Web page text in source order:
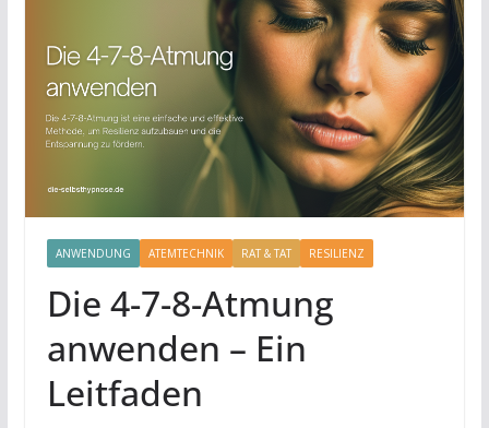
ANWENDUNG ATEMTECHNIK RAT & TAT RESILIENZ
Die 4-7-8-Atmung
anwenden – Ein
Leitfaden